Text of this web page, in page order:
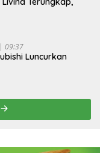
09:37
Luncurkan